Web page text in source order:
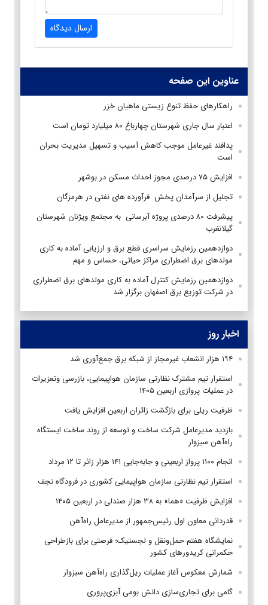
ارسال دیدگاه
عناوین این صفحه
راهکارهای حفظ تنوع زیستی ماهیان خزر
اعتبار سال جاری شهرستان چهارباغ ۸۰ میلیارد تومان است
پدافند غیر‌عامل موجب کاهش آسیب‌ و تسهیل مدیریت بحران
است
افزایش ۷۵ درصدی مجوز احداث مسکن در بوشهر
تجلیل از سرآمدان پخش فرآورده های نفتی در هرمزگان
پیشرفت ۸۰ درصدی پروژه آبرسانی به مجتمع ویژنان شهرستان
گیلانغرب
دوازدهمین رزمایش سراسری قطع برق و ارزیابی آماده به کاری
مولد‌های برق اضطراری مراکز حیاتی، حساس و مهم
دوازدهمین رزمایش کنترل آماده به کاری مولدهای برق اضطراری
در شرکت توزیع برق اصفهان برگزار شد
اخبار روز
۱۹۴ هزار انشعاب غیرمجاز از شبکه برق جمع‌آوری شد
استقرار تیم مشترک نظارتی سازمان هواپیمایی، بازرسی وتعزیرات
در عملیات پروازی اربعین ۱۴۰۵
ظرفیت ریلی برای بازگشت زائران اربعین افزایش یافت
بازدید مدیرعامل شرکت ساخت و توسعه از روند ساخت ایستگاه
راه‌آهن سبزوار
انجام ۱۱۰۰ پرواز اربعینی و جابه‌جایی ۱۴۱ هزار زائر تا ۱۲ مرداد
استقرار تیم‌ نظارتی سازمان هواپیمایی کشوری در فرودگاه نجف
افزایش ظرفیت «هما» به ۳۸ هزار صندلی در اربعین ۱۴۰۵
قدردانی معاون اول رئیس‌جمهور از مدیرعامل راه‌آهن
نمایشگاه هفتم حمل‌ونقل و لجستیک؛ فرصتی برای بازطراحی
حکمرانی کریدورهای کشور
شمارش معکوس آغاز عملیات ریل‌گذاری راه‌آهن سبزوار
گامی برای تجاری‌سازی دانش بومی آبزی‌پروری